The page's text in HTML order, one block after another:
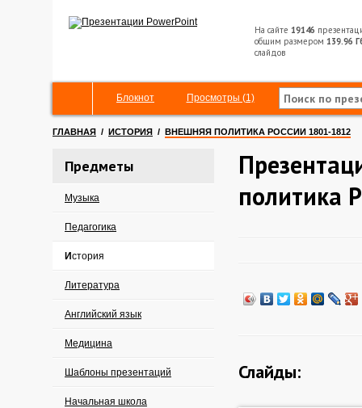
На сайте 19146
общим размером 139.96
слайдов
Блокнот Просмотры (1)
ГЛАВНАЯ / ИСТОРИЯ / ВНЕШНЯЯ ПОЛИТИКА РОССИИ 1801-1812
Предметы
Музыка
Педагогика
История
Литература
Английский язык
Медицина
Шаблоны презентаций
Начальная школа
политика
Слайды: